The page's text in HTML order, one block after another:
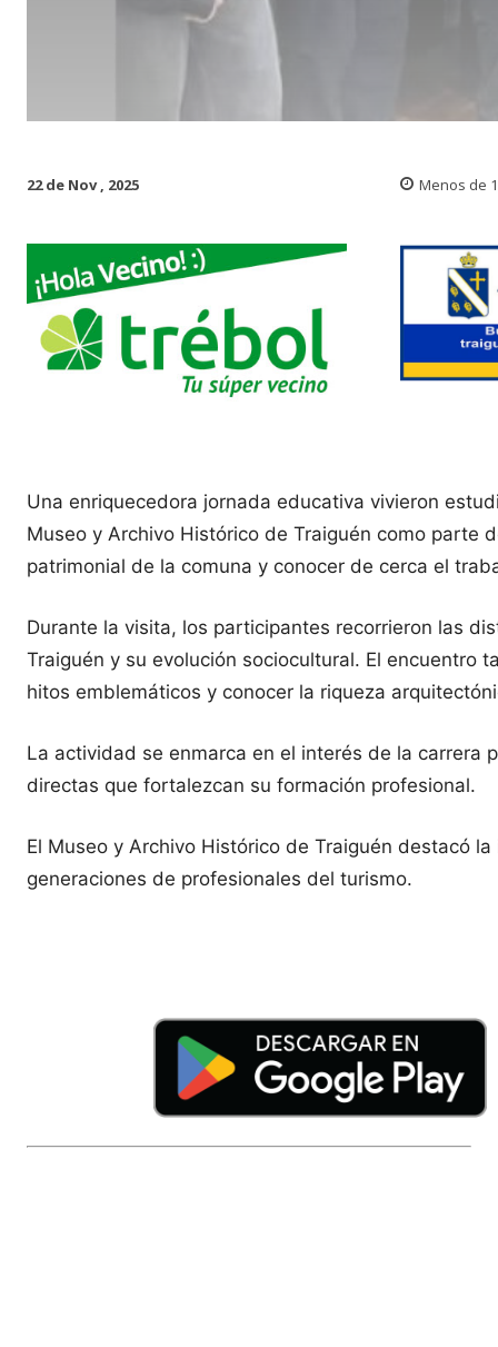
22 de Nov , 2025 Menos de 1
Una enriquecedora jornada educativa vivieron
Museo y Archivo Histórico de Traiguén como parte
patrimonial de la comuna y conocer de cerca el
Durante la visita, los participantes recorrieron las
Traiguén y su evolución sociocultural. El encuentro
hitos emblemáticos y conocer la riqueza
La actividad se enmarca en el interés de la carrera
directas que fortalezcan su formación profesional.
El Museo y Archivo Histórico de Traiguén destacó
generaciones de profesionales del turismo.